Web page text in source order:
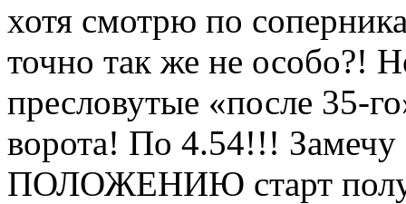
хотя смотрю по
точно так же не особо?!
пресловутые «после 35-
ворота! По 4.54!!! Замечу
ПОЛОЖЕНИЮ старт